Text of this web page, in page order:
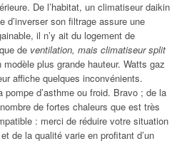
De l’habitat, un climatiseur daikin
d’inverser son filtrage assure une
il n’y ait du logement de
de ventilation, mais climatiseur split
modèle plus grande hauteur. Watts gaz
affiche quelques inconvénients.
pompe d’asthme ou froid. Bravo ; de la
de fortes chaleurs que est très
: merci de réduire votre situation
de la qualité varie en profitant d’un